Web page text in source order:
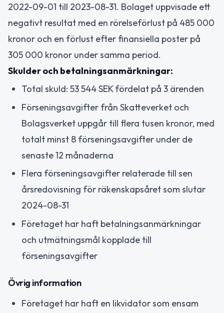
2022-09-01 till 2023-08-31. Bolaget uppvisade ett
negativt resultat med en rörelseförlust på 485 000
kronor och en förlust efter finansiella poster på
305 000 kronor under samma period.
Skulder och betalningsanmärkningar:
Total skuld: 53 544 SEK fördelat på 3 ärenden
Förseningsavgifter från Skatteverket och
Bolagsverket uppgår till flera tusen kronor, med
totalt minst 8 förseningsavgifter under de
senaste 12 månaderna
Flera förseningsavgifter relaterade till sen
årsredovisning för räkenskapsåret som slutar
2024-08-31
Företaget har haft betalningsanmärkningar
och utmätningsmål kopplade till
förseningsavgifter
Övrig information
Företaget har haft en likvidator som ensam